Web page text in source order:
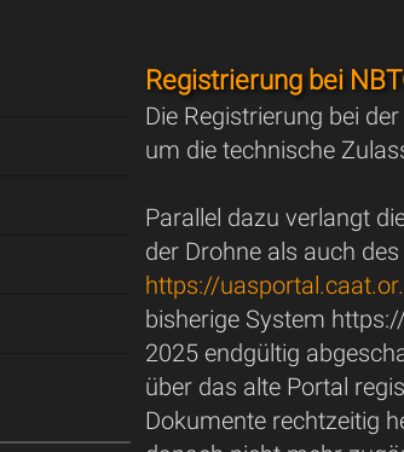
Registrierung bei
Die Registrierung bei
um die technische
Parallel dazu verlangt
der Drohne als auch
https://
bisherige System
2025 endgültig
über das alte Portal
Dokumente rechtzeitig